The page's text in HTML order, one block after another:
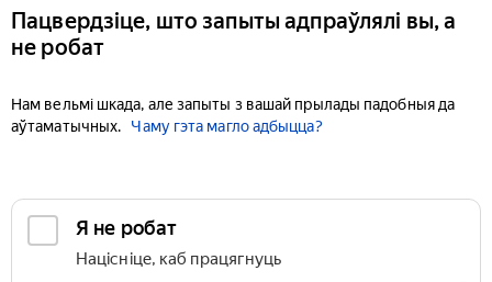
Пацвердзіце, што запыты адпраўлялі вы, а
не робат
Нам вельмі шкада, але запыты з вашай прылады падобныя да
аўтаматычных.
Чаму гэта магло адбыцца?
Я не робат
Націсніце, каб працягнуць